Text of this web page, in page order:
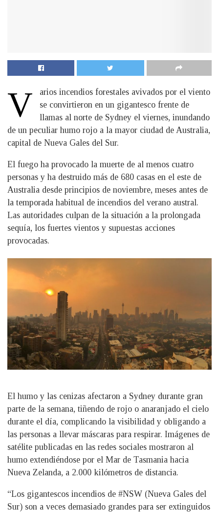
V
arios incendios forestales avivados por el viento
se convirtieron en un gigantesco frente de
llamas al norte de Sydney el viernes, inundando
de un peculiar humo rojo a la mayor ciudad de Australia,
capital de Nueva Gales del Sur.
El fuego ha provocado la muerte de al menos cuatro
personas y ha destruido más de 680 casas en el este de
Australia desde principios de noviembre, meses antes de
la temporada habitual de incendios del verano austral.
Las autoridades culpan de la situación a la prolongada
sequía, los fuertes vientos y supuestas acciones
provocadas.
El humo y las cenizas afectaron a Sydney durante gran
parte de la semana, tiñendo de rojo o anaranjado el cielo
durante el día, complicando la visibilidad y obligando a
las personas a llevar máscaras para respirar. Imágenes de
satélite publicadas en las redes sociales mostraron al
humo extendiéndose por el Mar de Tasmania hacia
Nueva Zelanda, a 2.000 kilómetros de distancia.
“Los gigantescos incendios de #NSW (Nueva Gales del
Sur) son a veces demasiado grandes para ser extinguidos